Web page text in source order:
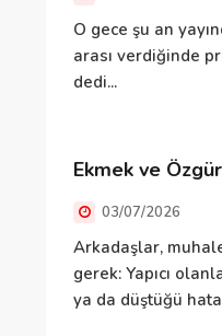
O gece şu an
arası verdiğinde
dedi...
Ekmek ve
03/07/2026
Arkadaşlar,
gerek: Yapıcı
ya da düştüğü